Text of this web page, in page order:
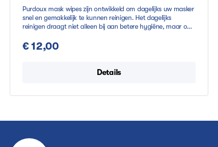
Purdoux mask wipes zijn ontwikkeld om dagelijks uw masker
snel en gemakkelijk te kunnen reinigen. Het dagelijks
reinigen draagt niet alleen bij aan betere hygiëne, maar ook
verkrijgbaar in de varianten aloë vera en citrus. De aloë vera
variant is geurloos en neutraliserend en de citrus variant is
Naast het dagelijks reinigen met de mask wipes, raden we u
€ 12,00
Details